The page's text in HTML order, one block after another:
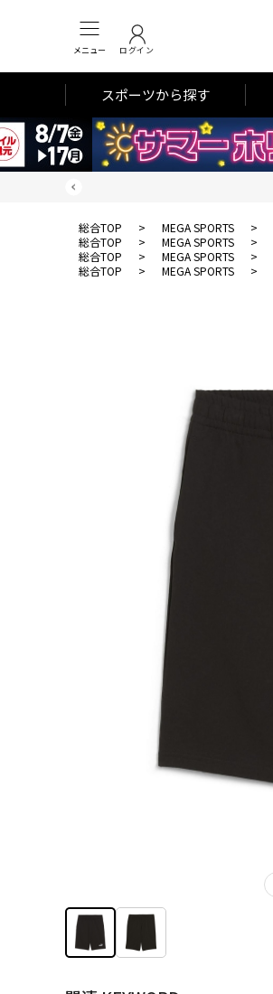
メニュー ログイン
スポーツから探す
総合TOP > MEGA SPORTS >
総合TOP
> MEGA SPORTS >
総合TOP
> MEGA SPORTS >
総合TOP
> MEGA SPORTS >